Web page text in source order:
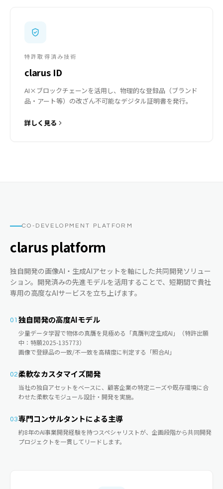
特許取得済み技術
clarus ID
AI×ブロックチェーンを活用し、物理的な登録品（ブランド
品・アート等）の改ざん不可能なデジタル証明書を発行。
詳しく見る
CO-DEVELOPMENT PLATFORM
clarus platform
独自開発の画像AI・生成AIアセットを軸にした共同開発ソリュー
ション。開発済みの先進モデルを活用することで、短期間で貴社
専用の高度なAIサービスを立ち上げます。
01 独自開発の高度AIモデル
少量データ学習で物体の真贋を見極める「真贋判定生成AI」（特許出願
中：特願2025-135773）
画像で登録品の一致/不一致を高精度に判定する「照合AI」
02柔軟なカスタマイズ開発
当社の独自アセットをベースに、顧客企業の特定ニーズや既存環境に合
わせた柔軟なモジュール設計・開発を実施。
03専門コンサルタントによる主導
約8年のAI事業開発経験を持つスペシャリストが、企画段階から共同開発
プロジェクトを一貫してリードします。